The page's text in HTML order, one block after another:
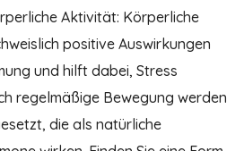
Aktivität: Körperliche
positive Auswirkungen
und hilft dabei, Stress
regelmäßige Bewegung werden
die als natürliche